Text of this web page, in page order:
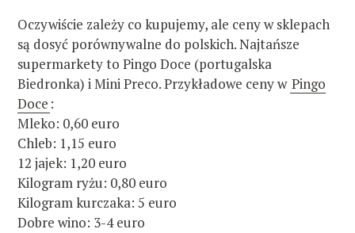
Oczywiście zależy co kupujemy, ale ceny w sklepach
są dosyć porównywalne do polskich. Najtańsze
supermarkety to Pingo Doce (portugalska
Biedronka) i Mini Preco. Przykładowe ceny w Pingo
Doce :
Mleko: 0,60 euro
Chleb: 1,15 euro
12 jajek: 1,20 euro
Kilogram ryżu: 0,80 euro
Kilogram kurczaka: 5 euro
Dobre wino: 3-4 euro